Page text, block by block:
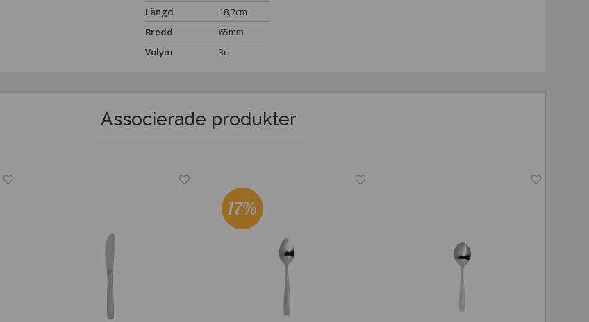
Längd
18,7cm
Bredd
65mm
Volym
3cl
Associerade produkter
17%